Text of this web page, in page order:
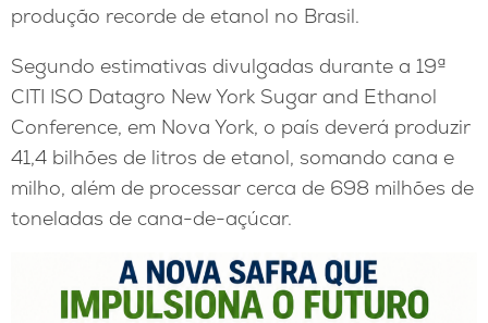
produção recorde de etanol no Brasil.
Segundo estimativas divulgadas durante a 19ª
CITI ISO Datagro New York Sugar and Ethanol
Conference, em Nova York, o país deverá produzir
41,4 bilhões de litros de etanol, somando cana e
milho, além de processar cerca de 698 milhões de
toneladas de cana-de-açúcar.